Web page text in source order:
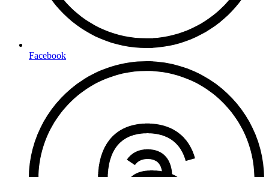
Facebook